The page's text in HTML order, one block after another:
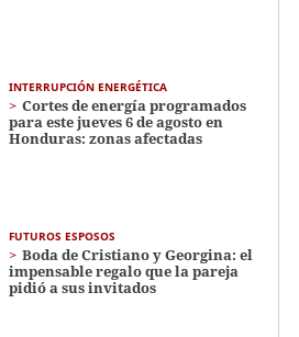
INTERRUPCIÓN ENERGÉTICA
Cortes de energía programados
para este jueves 6 de agosto en
Honduras: zonas afectadas
FUTUROS ESPOSOS
Boda de Cristiano y Georgina: el
impensable regalo que la pareja
pidió a sus invitados